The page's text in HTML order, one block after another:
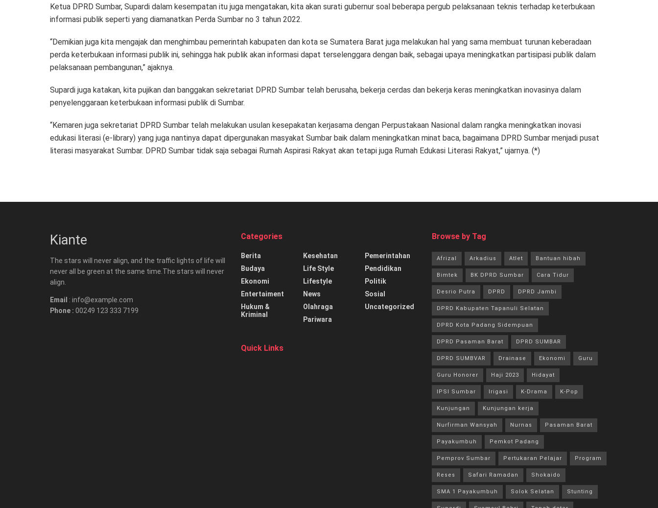
Ketua DPRD Sumbar, Supardi dalam kesempatan itu juga mengatakan, kita akan surati gubernur soal beberapa pergub pelaksanaan teknis terhadap keterbukaan
informasi publik seperti yang diamanatkan Perda Sumbar no 3 tahun 2022.
“Demikian juga kita mengajak dan menghimbau pemerintah kabupaten dan kota se Sumatera Barat juga melakukan hal yang sama membuat turunan keberadaan
perda keterbukaan informasi publik ini, sehingga hak publik akan informasi dapat terselenggara dengan baik, sebagai upaya meningkatkan partisipasi publik dalam
pelaksanaan pembangunan,” ajaknya.
Supardi juga katakan, kita pujikan dan banggakan sekretariat DPRD Sumbar telah berusaha, bekerja cerdas dan bekerja keras meningkatkan inovasinya dalam
penyelenggaraan keterbukaan informasi publik di Sumbar.
“Kemaren juga sekretariat DPRD Sumbar telah melakukan usulan kesepakatan kerjasama dengan Perpustakaan Nasional dalam rangka meningkatkan inovasi
edukasi literasi (e-library) yang juga nantinya dapat dipergunakan masyakat Sumbar baik dalam meningkatkan minat baca, bagaimana DPRD Sumbar menjadi pusat
literasi masyarakat Sumbar. DPRD Sumbar tidak saja sebagai Rumah Aspirasi Rakyat akan tetapi juga Rumah Edukasi Literasi Rakyat,” ujarnya. (*)
Kiante
The stars will never align, and the traffic lights of life will
never all be green at the same time.The stars will never
align.
Email : info@example.com
Phone : 00249 123 333 7199
Categories
Berita
Budaya
Ekonomi
Entertaiment
Hukum &
Kriminal
Kesehatan
Life Style
Lifestyle
News
Olahraga
Pariwara
Pemerintahan
Pendidikan
Politik
Sosial
Uncategorized
Quick Links
Browse by Tag
Afrizal Arkadius Atlet Bantuan hibah
Bimtek BK DPRD Sumbar Cara Tidur
Desrio Putra DPRD DPRD Jambi
DPRD Kabupaten Tapanuli Selatan
DPRD Kota Padang Sidempuan
DPRD Pasaman Barat DPRD SUMBAR
DPRD SUMBVAR Drainase Ekonomi Guru
Guru Honorer Haji 2023 Hidayat
IPSI Sumbar Irigasi K-Drama K-Pop
Kunjungan Kunjungan kerja
Nurfirman Wansyah Nurnas Pasaman Barat
Payakumbuh Pemkot Padang
Pemprov Sumbar Pertukaran Pelajar Program
Reses Safari Ramadan Shokaido
SMA 1 Payakumbuh Solok Selatan Stunting